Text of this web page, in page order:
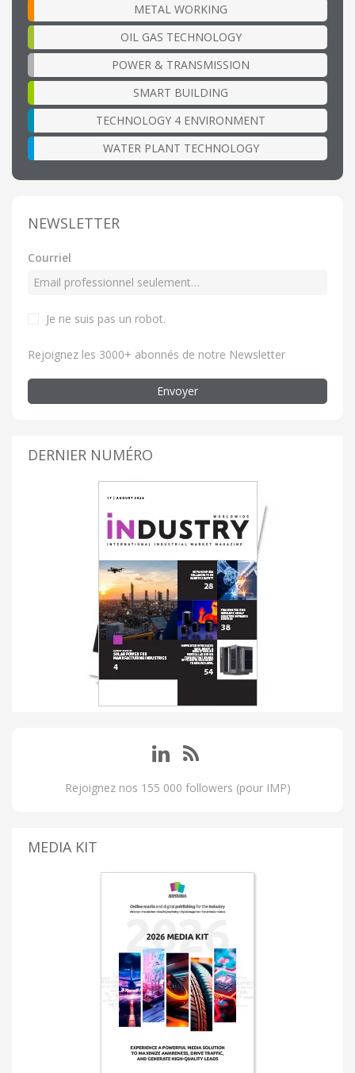
METAL WORKING
OIL GAS TECHNOLOGY
POWER & TRANSMISSION
SMART BUILDING
TECHNOLOGY 4 ENVIRONMENT
WATER PLANT TECHNOLOGY
NEWSLETTER
Courriel
Je ne suis pas un robot.
Rejoignez les 3000+ abonnés de notre Newsletter
Envoyer
DERNIER NUMÉRO
Rejoignez nos 155 000 followers (pour IMP)
MEDIA KIT